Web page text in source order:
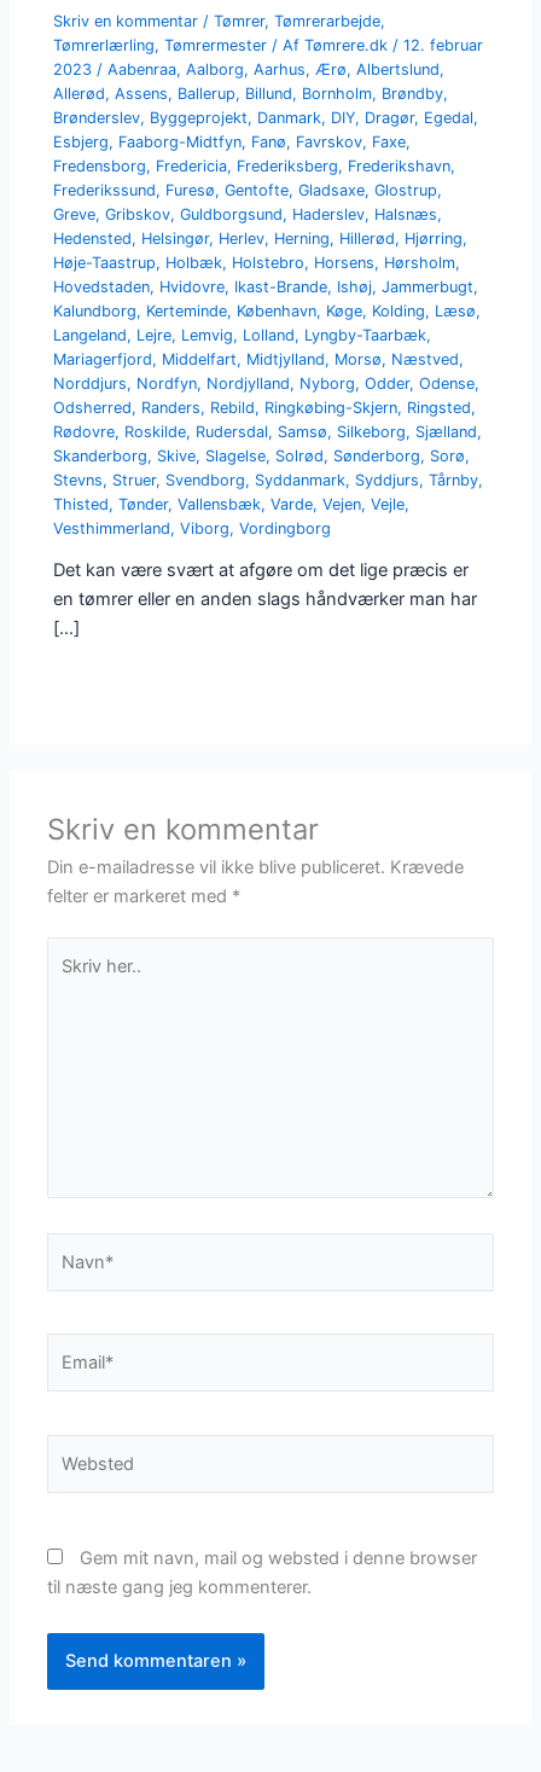
Skriv en kommentar /Tømrer,Tømrerarbejde,
Tømrerlærling,Tømrermester / AfTømrere.dk /12. februar
2023 /Aabenraa,Aalborg,Aarhus, Ærø,Albertslund,
Allerød,Assens, Ballerup, Billund, Bornholm, Brøndby,
Brønderslev, Byggeprojekt, Danmark, DIY, Dragør, Egedal,
Esbjerg, Faaborg-Midtfyn, Fanø, Favrskov, Faxe,
Fredensborg, Fredericia, Frederiksberg, Frederikshavn,
Frederikssund, Furesø,Gentofte,Gladsaxe,Glostrup,
Greve,Gribskov,Guldborgsund, Haderslev, Halsnæs,
Hedensted, Helsingør, Herlev, Herning, Hillerød, Hjørring,
Høje-Taastrup, Holbæk, Holstebro, Horsens, Hørsholm,
Hovedstaden, Hvidovre, Ikast-Brande, Ishøj,Jammerbugt,
Kalundborg, Kerteminde, København, Køge, Kolding, Læsø,
Langeland, Lejre, Lemvig, Lolland, Lyngby-Taarbæk,
Mariagerfjord, Middelfart, Midtjylland, Morsø, Næstved,
Norddjurs, Nordfyn, Nordjylland, Nyborg,Odder,Odense,
Odsherred, Randers, Rebild, Ringkøbing-Skjern, Ringsted,
Rødovre, Roskilde, Rudersdal, Samsø, Silkeborg, Sjælland,
Skanderborg, Skive, Slagelse, Solrød, Sønderborg, Sorø,
Stevns, Struer, Svendborg, Syddanmark, Syddjurs,Tårnby,
Thisted,Tønder,Vallensbæk,Varde,Vejen,Vejle,
Vesthimmerland,Viborg,Vordingborg
Det kan være svært at afgøre om det lige præcis er
en tømrer eller en anden slags håndværker man har
[…]
Skriv en kommentar
Din e-mailadresse vil ikke blive publiceret. Krævede
felter er markeret med *
her..
Gem mit navn, mail og websted i denne browser
til næste gang jeg kommenterer.